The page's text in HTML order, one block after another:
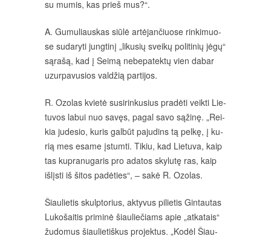
su mu­mis, kas prieš mus?“.
A. Gu­mu­liaus­kas siū­lė ar­tė­jan­čiuo­se rin­ki­muo­
se su­da­ry­ti jung­ti­nį „li­ku­sių svei­kų po­li­ti­nių jė­gų“
są­ra­šą, kad į Sei­mą ne­be­pa­tek­tų vien da­bar
uzur­pa­vu­sios val­džią par­ti­jos.
R. Ozo­las kvie­tė su­si­rin­ku­sius pra­dė­ti veik­ti Lie­
tu­vos la­bui nuo sa­vęs, pa­gal sa­vo są­ži­nę. „Rei­
kia ju­de­sio, ku­ris gal­būt pa­ju­dins tą pel­kę, į ku­
rią mes esa­me įstum­ti. Ti­kiu, kad Lie­tu­va, kaip
tas kup­ra­nu­ga­ris pro ada­tos sky­lu­tę ras, kaip
iš­lįs­ti iš ši­tos pa­dė­ties“, – sa­kė R. Ozo­las.
Šiau­lie­tis skulp­to­rius, ak­ty­vus pi­lie­tis Gin­tau­tas
Lu­ko­šai­tis pri­mi­nė šiau­lie­čiams apie „at­ka­tais“
žu­do­mus šiau­lie­tiš­kus pro­jek­tus. „Ko­dėl Šiau­